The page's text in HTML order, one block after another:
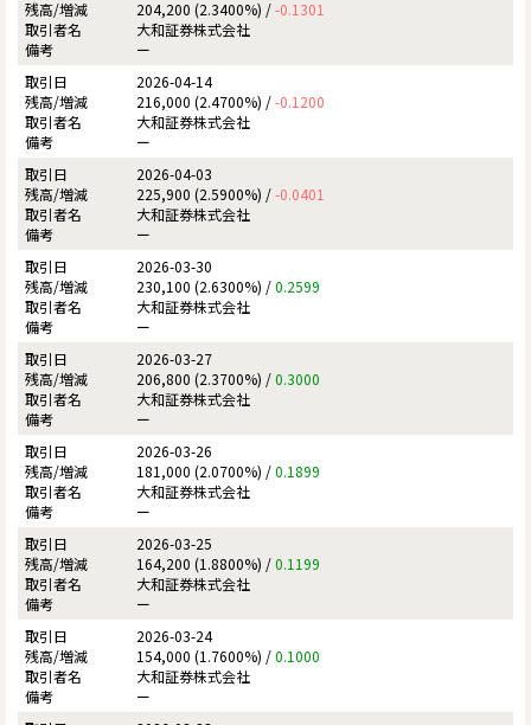
204,200 (2.3400%) /-0.1301
大和証券株式会社
ー
2026-04-14
216,000 (2.4700%) /-0.1200
大和証券株式会社
ー
2026-04-03
225,900 (2.5900%) /-0.0401
大和証券株式会社
ー
2026-03-30
230,100 (2.6300%) /0.2599
大和証券株式会社
ー
2026-03-27
206,800 (2.3700%) /0.3000
大和証券株式会社
ー
2026-03-26
181,000 (2.0700%) /0.1899
大和証券株式会社
ー
2026-03-25
164,200 (1.8800%) /0.1199
大和証券株式会社
ー
2026-03-24
154,000 (1.7600%) /0.1000
大和証券株式会社
ー